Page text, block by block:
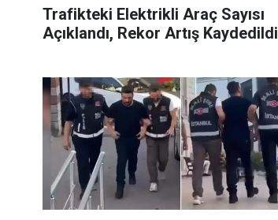
Trafikteki Elektrikli Araç Sayısı
Açıklandı, Rekor Artış Kaydedildi